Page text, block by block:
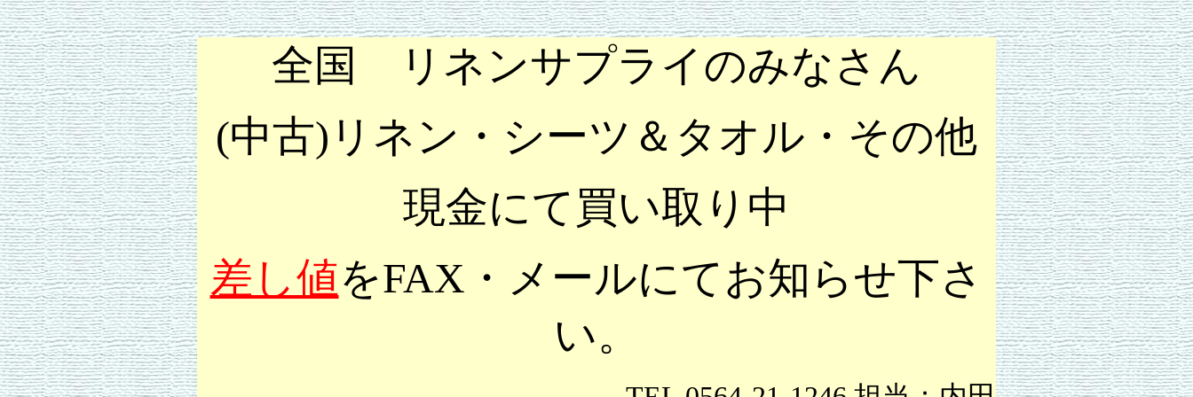
全国 リネンサプライのみなさん
(中古)リネン・シーツ＆タオル・その他
現金にて買い取り中
差し値をFAX・メールにてお知らせ下さ
い。